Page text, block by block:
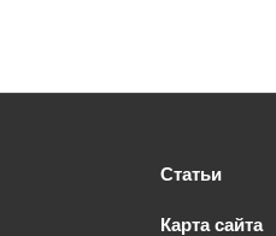
Статьи
Карта сайта